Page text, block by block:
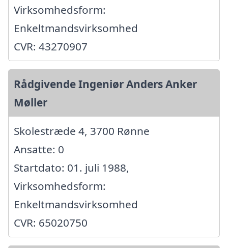
Virksomhedsform:
Enkeltmandsvirksomhed
CVR: 43270907
Rådgivende Ingeniør Anders Anker
Møller
Skolestræde 4, 3700 Rønne
Ansatte: 0
Startdato: 01. juli 1988,
Virksomhedsform:
Enkeltmandsvirksomhed
CVR: 65020750